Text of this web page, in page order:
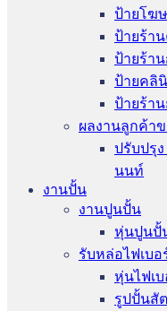
ป้ายโฆ
ป้ายร้า
ป้ายร้า
ป้ายคลิ
ป้ายร้าน
ผลงานลูกค้าข
ปรับปรุ
นนท์
งานปั้น
งานปูนปั้น
หุ่นปูนปั้
รับหล่อไฟเบอ
หุ่นไฟเ
รูปปั้นสั